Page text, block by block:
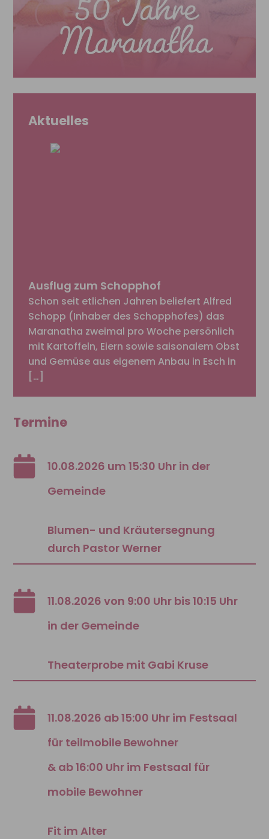
Aktuelles
Ausflug zum Schopphof
Schon seit etlichen Jahren beliefert Alfred
Schopp (Inhaber des Schopphofes) das
Maranatha zweimal pro Woche persönlich
mit Kartoffeln, Eiern sowie saisonalem Obst
und Gemüse aus eigenem Anbau in Esch in
[…]
Termine
10.08.2026 um 15:30 Uhr in der
Gemeinde
Blumen- und Kräutersegnung
durch Pastor Werner
11.08.2026 von 9:00 Uhr bis 10:15 Uhr
in der Gemeinde
Theaterprobe mit Gabi Kruse
11.08.2026 ab 15:00 Uhr im Festsaal
für teilmobile Bewohner
& ab 16:00 Uhr im Festsaal für
mobile Bewohner
Fit im Alter